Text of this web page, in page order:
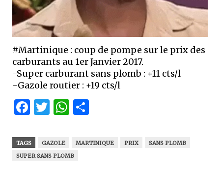
#Martinique : coup de pompe sur le prix des
carburants au 1er Janvier 2017.
-Super carburant sans plomb : +11 cts/l
-Gazole routier : +19 cts/l
Facebook
Twitter
WhatsApp
TAGS GAZOLE MARTINIQUE PRIX
SANS PLOMB
SUPER SANS PLOMB